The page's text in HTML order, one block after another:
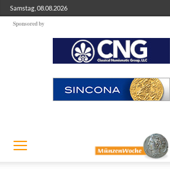
Samstag, 08.08.2026
Sponsored by